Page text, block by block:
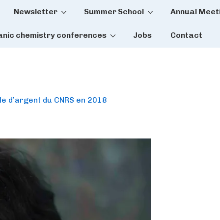
Newsletter Summer School Annual
chemistry conferences Jobs Contact
d’argent du CNRS en 2018